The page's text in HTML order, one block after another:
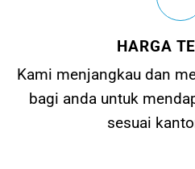
HARGA
Kami menjangkau dan
bagi anda untuk
sesuai